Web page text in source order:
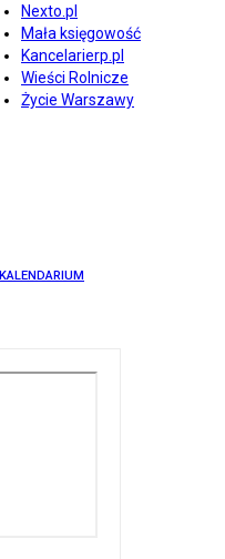
Nexto.pl
Mała księgowość
Kancelarierp.pl
Wieści Rolnicze
Życie Warszawy
KALENDARIUM